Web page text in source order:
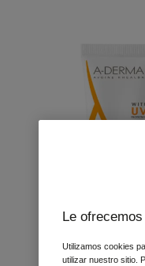
Le
Utilizamos cookies
utilizar nuestro sitio.